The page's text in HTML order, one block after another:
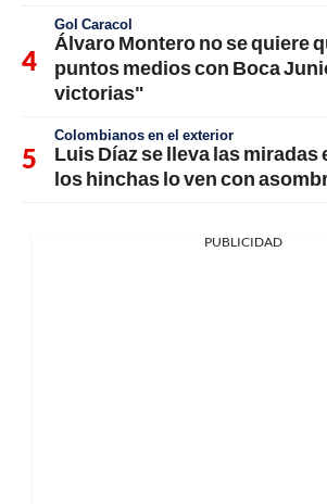
Gol Caracol
Álvaro Montero no se quiere
puntos medios con Boca
victorias"
Colombianos en el exterior
Luis Díaz se lleva las miradas
los hinchas lo ven con
PUBLICIDAD